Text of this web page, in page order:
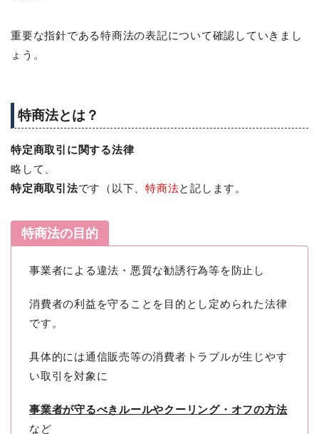
重要な指針である特商法の表記について確認していきまし
ょう。
特商法とは？
特定商取引に関する法律
略して、
特定商取引法です（以下、特商法と記します。
特商法の目的
事業者による違法・悪質な勧誘行為等を防止し
消費者の利益を守ることを目的とし定められた法律
です。
具体的には通信販売等の消費者トラブルが生じやす
い取引を対象に
事業者が守るべきルールやクーリング・オフの方法
など